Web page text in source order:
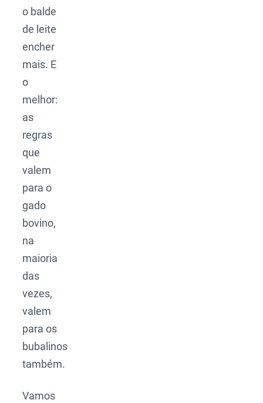
o balde
de leite
encher
mais. E
o
melhor:
as
regras
que
valem
para o
gado
bovino,
na
maioria
das
vezes,
valem
para os
bubalinos
também.
Vamos